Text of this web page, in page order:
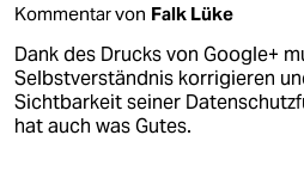
Kommentar von Falk Lüke
Dank des Drucks von Google+
Selbstverständnis korrigieren
Sichtbarkeit seiner
hat auch was Gutes.